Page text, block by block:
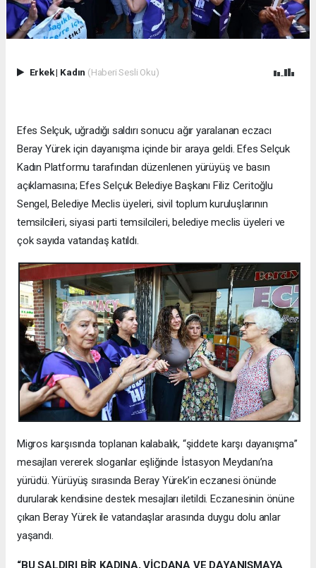
Erkek| Kadın (Haberi Sesli Oku)
Efes Selçuk, uğradığı saldırı sonucu ağır yaralanan eczacı
Beray Yürek için dayanışma içinde bir araya geldi. Efes Selçuk
Kadın Platformu tarafından düzenlenen yürüyüş ve basın
açıklamasına; Efes Selçuk Belediye Başkanı Filiz Ceritoğlu
Sengel, Belediye Meclis üyeleri, sivil toplum kuruluşlarının
temsilcileri, siyasi parti temsilcileri, belediye meclis üyeleri ve
çok sayıda vatandaş katıldı.
Migros karşısında toplanan kalabalık, “şiddete karşı dayanışma”
mesajları vererek sloganlar eşliğinde İstasyon Meydanı’na
yürüdü. Yürüyüş sırasında Beray Yürek’in eczanesi önünde
durularak kendisine destek mesajları iletildi. Eczanesinin önüne
çıkan Beray Yürek ile vatandaşlar arasında duygu dolu anlar
yaşandı.
“BU SALDIRI BİR KADINA, VİCDANA VE DAYANIŞMAYA